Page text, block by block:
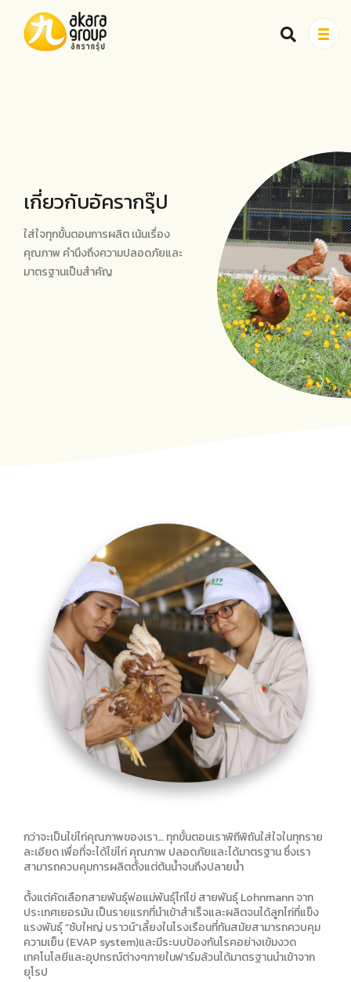
เกี่ยวกับเรา
เกี่ยวกับอัครากรุ๊ป
ใส่ใจทุกขั้นตอนการผลิต เน้นเรื่อง
คุณภาพ คำนึงถึงความปลอดภัยและ
มาตรฐานเป็นสำคัญ
กว่าจะเป็นไข่ไก่คุณภาพของเรา… ทุกขั้นตอนเราพิถีพิถันใส่ใจในทุกราย
ละเอียด เพื่อที่จะได้ไข่ไก่ คุณภาพ ปลอดภัยและได้มาตรฐาน ซึ่งเรา
สามารถควบคุมการผลิตตั้งแต่ต้นน้ำจนถึงปลายน้ำ
ตั้งแต่คัดเลือกสายพันธุ์พ่อแม่พันธุ์ไก่ไข่ สายพันธุ์ Lohnmann จาก
ประเทศเยอรมัน เป็นรายแรกที่นำเข้าสำเร็จและผลิตจนได้ลูกไก่ที่แข็ง
แรงพันธุ์ “ซับใหญ่ บราวน์”เลี้ยงในโรงเรือนที่ทันสมัยสามารถควบคุม
ความเย็น (EVAP system)และมีระบบป้องกันโรคอย่างเข้มงวด
เทคโนโลยีและอุปกรณ์ต่างๆภายในฟาร์มล้วนได้มาตรฐานนำเข้าจาก
ยุโรป